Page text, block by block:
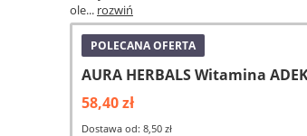
ole... rozwiń
POLECANA OFERTA
AURA HERBALS Witamina
58,40 zł
Dostawa od: 8,50 zł